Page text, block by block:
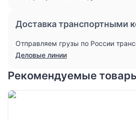
Доставка транспортными
Отправляем грузы по России
Деловые линии
Рекомендуемые